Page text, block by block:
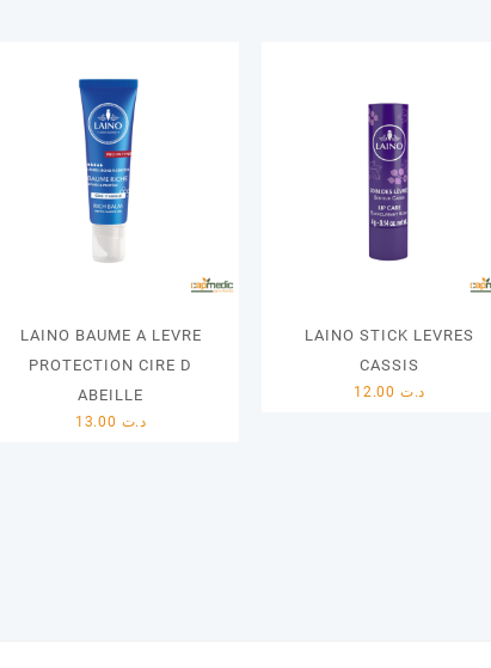
LAINO BAUME A LEVRE
PROTECTION CIRE D
ABEILLE
د.ت
LAINO STICK LEVRES
CASSIS
د.ت